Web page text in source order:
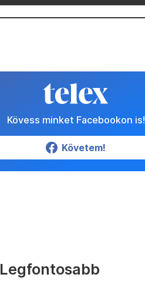
Kövess minket Facebookon is!
Követem!
Legfontosabb